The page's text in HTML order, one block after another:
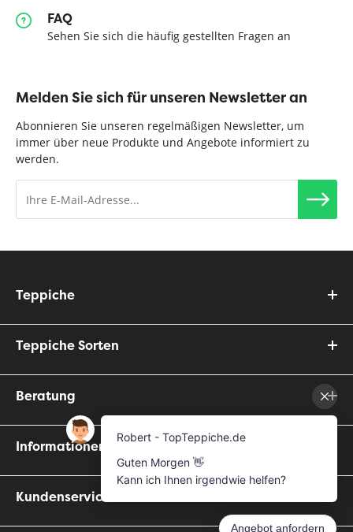
FAQ
Sehen Sie sich die häufig gestellten Fragen an
Melden Sie sich für unseren Newsletter an
Abonnieren Sie unseren regelmäßigen Newsletter, um
immer über neue Produkte und Angebote informiert zu
werden.
Teppiche
Teppiche Sorten
Beratung
Informationen
Kundenservice